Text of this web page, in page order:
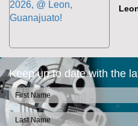
Keep up to date with the